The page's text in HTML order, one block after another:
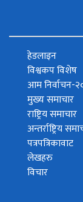
हेडलाइन
विश्वकप विशेष
आम निर्वाचन-
मुख्य समाचार
राष्ट्रिय समाचार
अन्तर्राष्ट्रिय
पत्रपत्रिकावाट
लेखहरु
विचार